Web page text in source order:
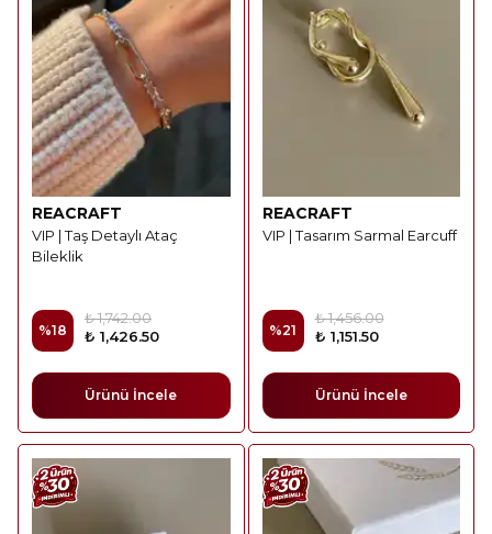
REACRAFT
VIP | Taş Detaylı Ataç
Bileklik
%18
₺ 1,742.00
₺ 1,426.50
Ürünü İncele
REACRAFT
VIP | Tasarım Sarmal Earcuff
%21
₺ 1,456.00
₺ 1,151.50
Ürünü İncele